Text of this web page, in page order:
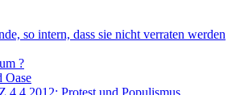
so intern, dass sie nicht verraten werden
?
Oase
4.4.2012: Protest und Populismus